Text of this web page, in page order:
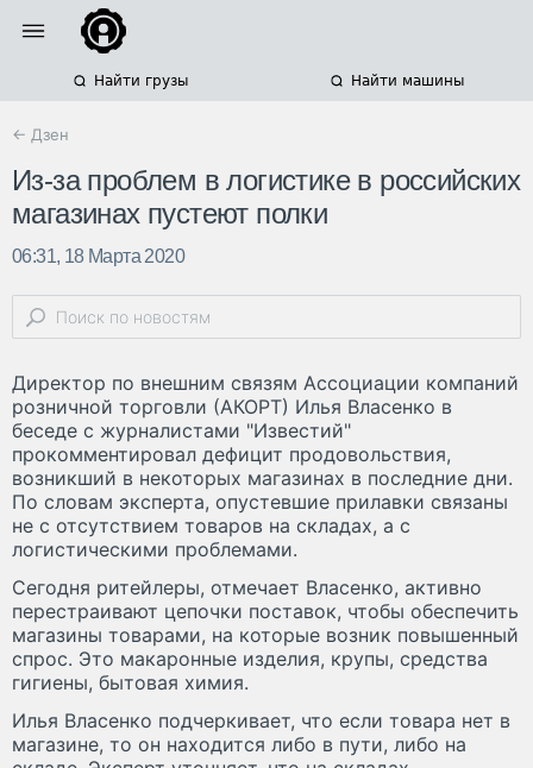
Найти грузы Найти машины
← Дзен
Из-за проблем в логистике в российских
магазинах пустеют полки
06:31, 18 Марта 2020
Директор по внешним связям Ассоциации компаний
розничной торговли (АКОРТ) Илья Власенко в
беседе с журналистами "Известий"
прокомментировал дефицит продовольствия,
возникший в некоторых магазинах в последние дни.
По словам эксперта, опустевшие прилавки связаны
не с отсутствием товаров на складах, а с
логистическими проблемами.
Сегодня ритейлеры, отмечает Власенко, активно
перестраивают цепочки поставок, чтобы обеспечить
магазины товарами, на которые возник повышенный
спрос. Это макаронные изделия, крупы, средства
гигиены, бытовая химия.
Илья Власенко подчеркивает, что если товара нет в
магазине, то он находится либо в пути, либо на